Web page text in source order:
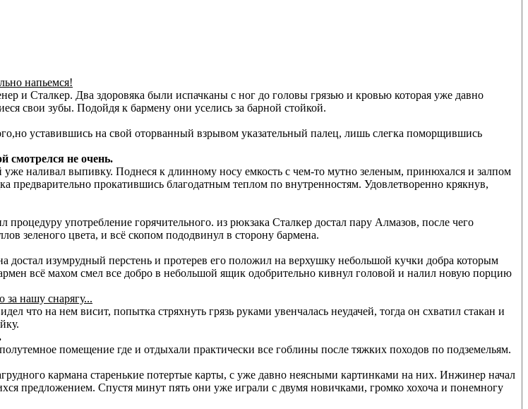
напьемся!
и Сталкер. Два здоровяка были испачканы с ног до головы грязью и кровью которая уже давно
свои зубы. Подойдя к бармену они уселись за барной стойкой.
уставившись на свой оторванный взрывом указательный палец, лишь слегка поморщившись
смотрелся не очень.
наливал выпивку. Поднеся к длинному носу емкость с чем-то мутно зеленым, принюхался и залпом
предварительно прокатившись благодатным теплом по внутренностям. Удовлетворенно крякнув,
употребление горячительного. из рюкзака Сталкер достал пару Алмазов, после чего
зеленого цвета, и всё скопом пододвинул в сторону бармена.
достал изумрудный перстень и протерев его положил на верхушку небольшой кучки добра которым
всё махом смел все добро в небольшой ящик одобрительно кивнул головой и налил новую порцию
за нашу снарягу...
что на нем висит, попытка стряхнуть грязь руками увенчалась неудачей, тогда он схватил стакан и
помещение где и отдыхали практически все гоблины после тяжких походов по подземельям.
кармана старенькие потертые карты, с уже давно неясными картинками на них. Инжинер начал
предложением. Спустя минут пять они уже играли с двумя новичками, громко хохоча и понемногу